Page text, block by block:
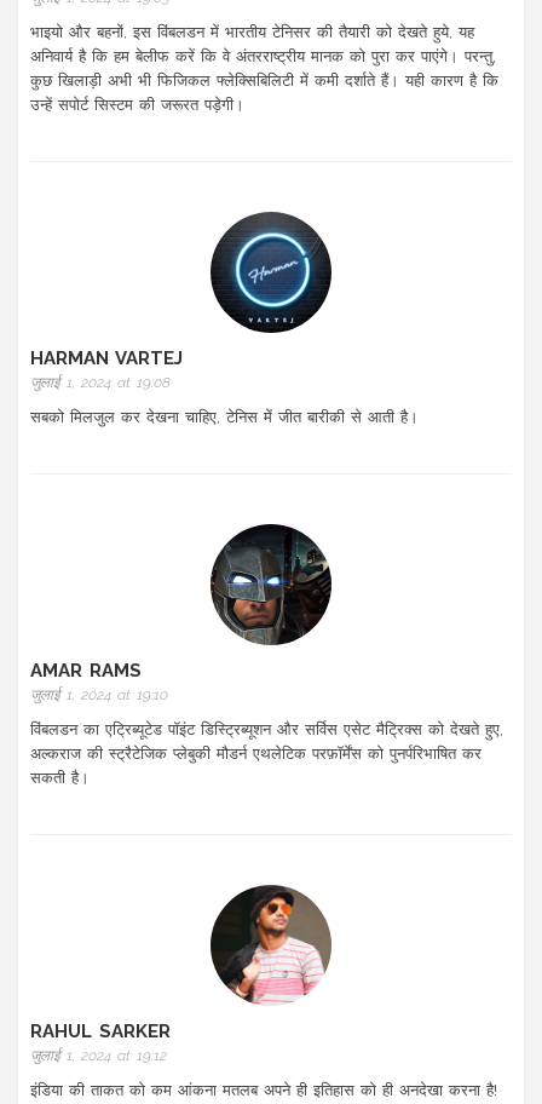
भाइयो और बहनों, इस विंबलडन में भारतीय टेनिसर की तैयारी को देखते हुये, यह
अनिवार्य है कि हम बेलीफ करें कि वे अंतरराष्ट्रीय मानक को पुरा कर पाएंगे। परन्तु,
कुछ खिलाड़ी अभी भी फिजिकल फ्लेक्सिबिलिटी में कमी दर्शाते हैं। यही कारण है कि
उन्हें सपोर्ट सिस्टम की जरूरत पड़ेगी।
HARMAN VARTEJ
जुलाई 1, 2024 at 19:08
सबको मिलजुल कर देखना चाहिए, टेनिस में जीत बारीकी से आती है।
AMAR RAMS
जुलाई 1, 2024 at 19:10
विंबलडन का एट्रिब्यूटेड पॉइंट डिस्ट्रिब्यूशन और सर्विस एसेट मैट्रिक्स को देखते हुए,
अल्कराज की स्ट्रैटेजिक प्लेबुकी मौडर्न एथलेटिक परफ़ॉर्मेंस को पुनर्परिभाषित कर
सकती है।
RAHUL SARKER
जुलाई 1, 2024 at 19:12
इंडिया की ताकत को कम आंकना मतलब अपने ही इतिहास को ही अनदेखा करना है!